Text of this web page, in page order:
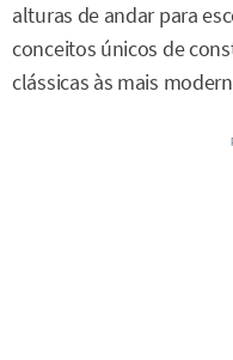
alturas de andar para
conceitos únicos de
clássicas às mais